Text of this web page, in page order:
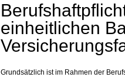
einheitlichen
Grundsätzlich ist im Rahmen der